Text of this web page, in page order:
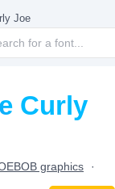
Joe
Curly
graphics